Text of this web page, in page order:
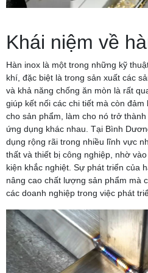
Khái niệm về
Hàn inox là một trong những kỹ
khí, đặc biệt là trong sản xuất các
và khả năng chống ăn mòn là rất
giúp kết nối các chi tiết mà còn
cho sản phẩm, làm cho nó trở
ứng dụng khác nhau. Tại Bình
dụng rộng rãi trong nhiều lĩnh vực
thất và thiết bị công nghiệp, nhờ
kiện khắc nghiệt. Sự phát triển của
nâng cao chất lượng sản phẩm mà
các doanh nghiệp trong việc phát